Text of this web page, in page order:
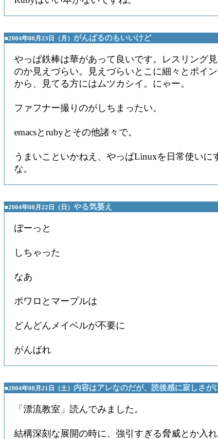
■2004年08月23日（月） がんばるのもいいけど
やっぱ鉄棒は華があって良いです。レスリング
のか見えづらい。見えづらいとこに細々とポイ
から、見てる方にはムツカシイ。にゃー。
ファフナー撮りのがしちまったい。
emacsとrubyとその他諸々で。
うまいこといかねえ、やっぱLinuxを日常使いに
な。
■2004年08月22日（日） やる気萎え
ぼーっと
しちゃった
なあ
ポワロとマープルは
どんどんメイベルが不要に
がんばれ
■2004年08月21日（土） 内容はアレなのだが、読後感に寂しさが
「漂流教室」読んでみました。
結構深刻な展開の時に、強引すぎる脅威とか入